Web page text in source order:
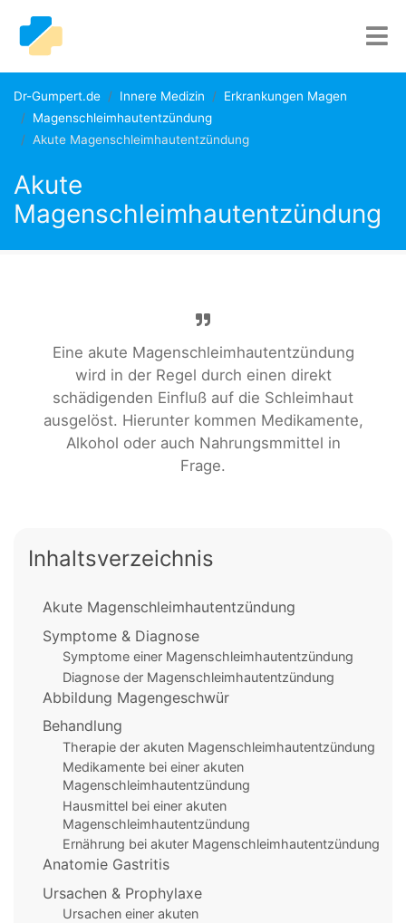
Dr-Gumpert.de Innere Medizin
Erkrankungen Magen
Magenschleimhautentzündung
Akute Magenschleimhautentzündung
Akute
Magenschleimhautentzündung
Eine akute Magenschleimhautentzündung
wird in der Regel durch einen direkt
schädigenden Einfluß auf die Schleimhaut
ausgelöst. Hierunter kommen Medikamente,
Alkohol oder auch Nahrungsmmittel in
Frage.
Inhaltsverzeichnis
Akute Magenschleimhautentzündung
Symptome & Diagnose
Symptome einer Magenschleimhautentzündung
Diagnose der Magenschleimhautentzündung
Abbildung Magengeschwür
Behandlung
Therapie der akuten Magenschleimhautentzündung
Medikamente bei einer akuten
Magenschleimhautentzündung
Hausmittel bei einer akuten
Magenschleimhautentzündung
Ernährung bei akuter Magenschleimhautentzündung
Anatomie Gastritis
Ursachen & Prophylaxe
Ursachen einer akuten